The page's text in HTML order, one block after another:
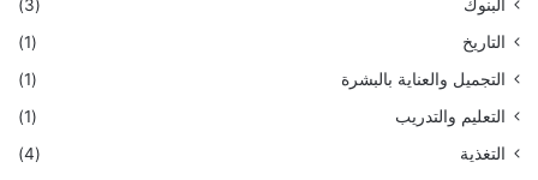
البنوك
(3)
التاريخ
(1)
التجميل والعناية بالبشرة
(1)
التعليم والتدريب
(1)
التغذية
(4)